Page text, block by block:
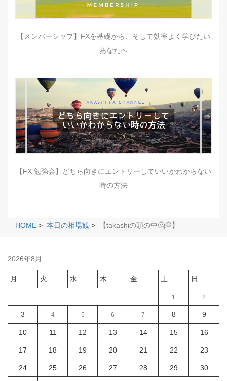
【メンバーシップ】FXを基礎から、そして効率よく学びたい
あなたへ
【FX 勉強会】どちら向きにエントリーしていいかわからない
時の方法
HOME > 本日の相場観 > 【takashiの頭の中🤔💭】
2026年8月
月 火 水 木 金 土 日
1 2
3 4 5 6 7 8 9
10 11 12 13 14 15 16
17 18 19 20 21 22 23
24 25 26 27 28 29 30